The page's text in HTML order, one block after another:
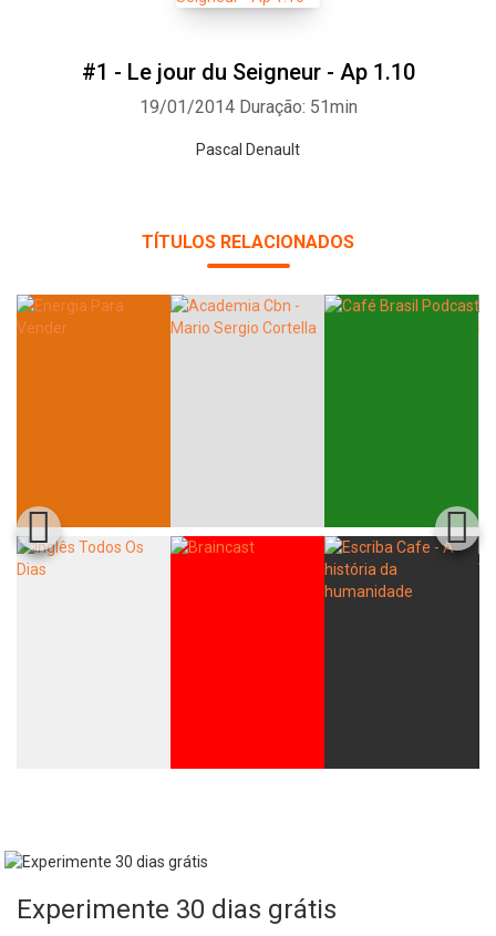
#1 - Le jour du Seigneur - Ap 1.10
19/01/2014 Duração: 51min
Pascal Denault
TÍTULOS RELACIONADOS
Experimente 30 dias grátis